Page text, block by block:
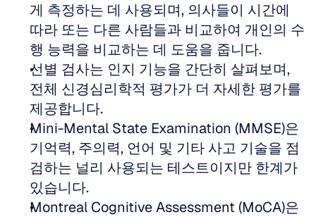
게 측정하는 데 사용되며, 의사들이 시간에
따라 또는 다른 사람들과 비교하여 개인의 수
행 능력을 비교하는 데 도움을 줍니다.
선별 검사는 인지 기능을 간단히 살펴보며,
전체 신경심리학적 평가가 더 자세한 평가를
제공합니다.
Mini-Mental State Examination (MMSE)은
기억력, 주의력, 언어 및 기타 사고 기술을 점
검하는 널리 사용되는 테스트이지만 한계가
있습니다.
Montreal Cognitive Assessment (MoCA)은